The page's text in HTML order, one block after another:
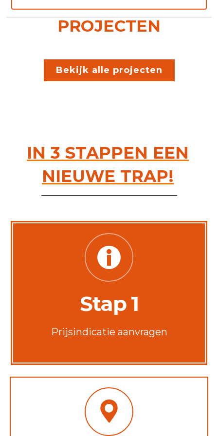
PROJECTEN
Bekijk alle projecten
IN 3 STAPPEN EEN
NIEUWE TRAP!
Stap 1
Prijsindicatie aanvragen